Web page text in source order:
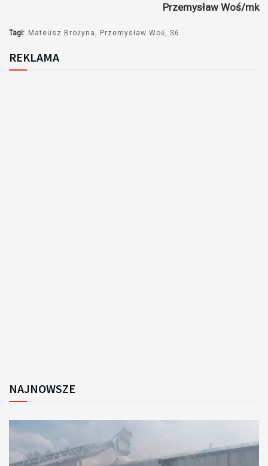
Przemysław Woś/mk
Tagi: Mateusz Brożyna Przemysław Woś S6
REKLAMA
NAJNOWSZE